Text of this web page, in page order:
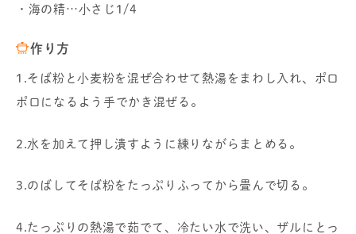
・海の精…小さじ1/4
作り方
1.そば粉と小麦粉を混ぜ合わせて熱湯をまわし入れ、ポロ
ポロになるよう手でかき混ぜる。
2.水を加えて押し潰すように練りながらまとめる。
3.のばしてそば粉をたっぷりふってから畳んで切る。
4.たっぷりの熱湯で茹でて、冷たい水で洗い、ザルにとっ